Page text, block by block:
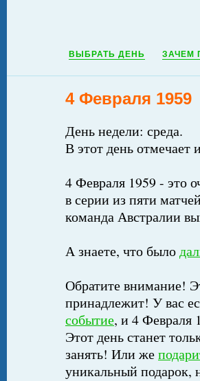
ВЫБРАТЬ ДЕНЬ ЗАЧЕМ
4 Февраля 1959
День недели: среда.
В этот день
4 Февраля 1959 - это
в серии из пяти
команда Австралии
А знаете, что было
Обратите внимание!
принадлежит! У вас
событие, и 4 Февраля
Этот день станет
занять! Или же
уникальный подарок,